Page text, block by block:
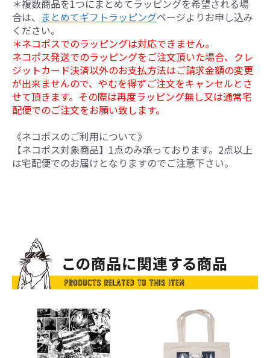
＊複数商品を1つにまとめてラッピングを希望される場
合は、 まとめてギフトラッピングページよりお申し込み
ください。
＊ネコポスでのラッピングは対応できません。
ネコポス発送でのラッピングをご注文頂いた場合、クレ
ジットカード決済以外のお支払方法はご請求金額の変更
が出来ませんので、やむを得ずご注文をキャンセルとさ
せて頂きます。その際は再度ラッピング無し又は通常宅
配便でのご注文をお願い致します。
《ネコポスのご利用について》
【ネコポス対象商品】1点のみ承っております。2点以上
は宅配便でのお届けとなりますのでご注意下さい。